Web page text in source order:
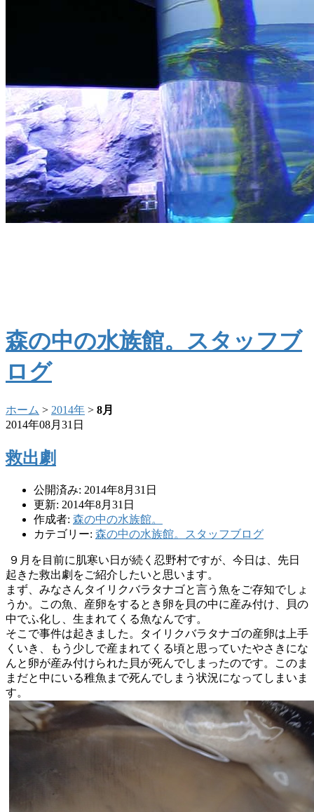
森の中の水族館。スタッフブ
ログ
ホーム > 2014年 > 8月
2014年08月31日
救出劇
公開済み: 2014年8月31日
更新: 2014年8月31日
作成者: 森の中の水族館。
カテゴリー: 森の中の水族館。スタッフブログ
９月を目前に肌寒い日が続く忍野村ですが、今日は、 先日
起きた救出劇をご紹介したいと思います。
まず、みなさんタイリクバラタナゴと言う魚をご存知でしょ
うか。
この魚、産卵をするとき卵を貝の中に産み付け、貝の
中でふ化し、 生まれてくる魚なんです。
そこで事件は起きました。
タイリクバラタナゴの産卵は上手
くいき、
もう少しで産まれてくる頃と思っていたやさきにな
んと卵が産み付けられた貝が死んでしまったのです。
このま
まだと中にいる稚魚まで死んでしまう状況になってしまいま
す。